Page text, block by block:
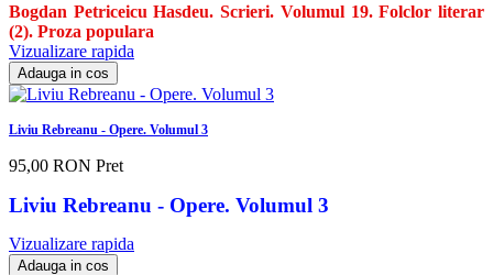
Bogdan Petriceicu Hasdeu. Scrieri. Volumul 19. Folclor literar
(2). Proza populara
Vizualizare rapida
Adauga in cos
Liviu Rebreanu - Opere. Volumul 3
95,00 RON Pret
Liviu Rebreanu - Opere. Volumul 3
Vizualizare rapida
Adauga in cos